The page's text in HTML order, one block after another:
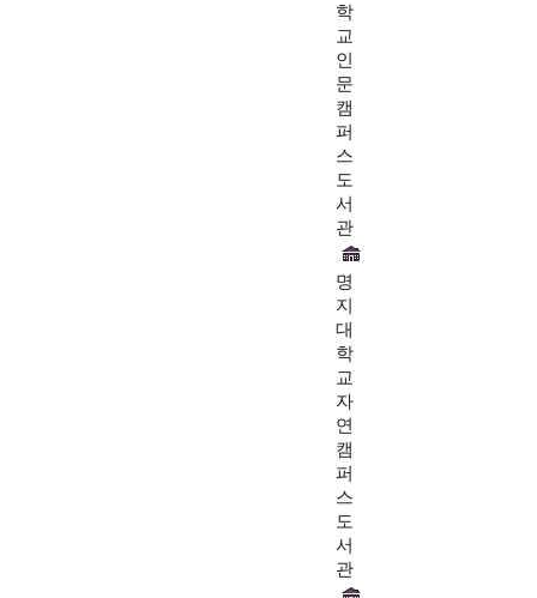
학
교
인
문
캠
퍼
스
도
서
관
명
지
대
학
교
자
연
캠
퍼
스
도
서
관